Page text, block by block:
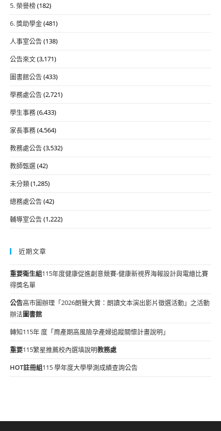
5. 榮譽榜(182)
6. 獎助學金(481)
人事室公告(138)
公告來文(3,171)
圖書館公告(433)
學務處公告(2,721)
學生事務(6,433)
家長事務(4,564)
教務處公告(3,532)
教師甄選(42)
未分類(1,285)
總務處公告(42)
輔導室公告(1,222)
近期文章
重要衛生組115年度健康促進創意競賽-健康新視界海報設計與電繪比賽
得獎名單
公告高市圖辦理「2026朗聲大賞：朗讀文本演出影片徵選活動」之活動
辦法圖書館
轉知115年 度「周產期高風險孕產婦追蹤關懷計畫說明」
重要115繁星推薦校內選填說明教務處
HOT註冊組115 學年度大學學測成績查詢公告